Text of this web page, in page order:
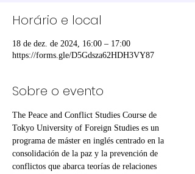
Horário e local
18 de dez. de 2024, 16:00 – 17:00
https://forms.gle/D5Gdsza62HDH3VY87
Sobre o evento
The Peace and Conflict Studies Course de
Tokyo University of Foreign Studies es un
programa de máster en inglés centrado en la
consolidación de la paz y la prevención de
conflictos que abarca teorías de relaciones